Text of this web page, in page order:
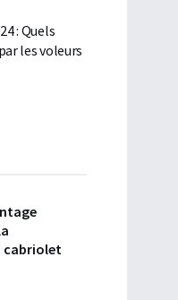
: Quels
les voleurs
cabriolet